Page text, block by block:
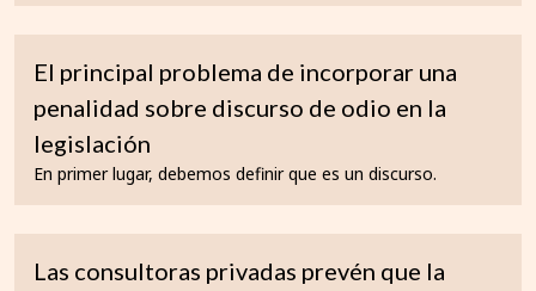
El principal problema de incorporar una
penalidad sobre discurso de odio en la
legislación
En primer lugar, debemos definir que es un discurso.
Las consultoras privadas prevén que la